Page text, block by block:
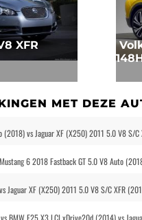
XFR
MET DEZE
(2018) vs Jaguar XF (X250) 2011 5.0 V8 S/C
6 2018 Fastback GT 5.0 V8 Auto
Jaguar XF (X250) 2011 5.0 V8 S/C XFR